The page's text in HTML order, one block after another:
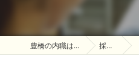
豊橋の内職は株式会社オオサワ 採用ブログ